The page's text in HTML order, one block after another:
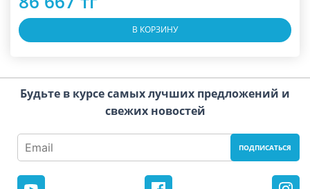
В КОРЗИНУ
Будьте в курсе самых лучших предложений и
свежих новостей